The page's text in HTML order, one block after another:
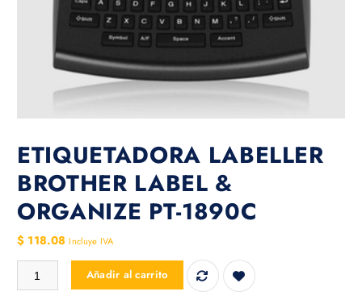
ETIQUETADORA LABELLER
BROTHER LABEL &
ORGANIZE PT-1890C
$ 118.08 Incluye IVA
ETIQUETADORA LABELLER BROTHER LABEL & ORGANIZE PT-
Añadir al carrito